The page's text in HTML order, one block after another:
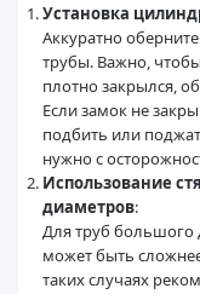
Установка
Аккуратно
трубы. Важно,
плотно закрылся,
Если замок не
подбить или
нужно с
Использование
диаметров:
Для труб большого
может быть
таких случаях